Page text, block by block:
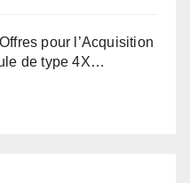
pour l’Acquisition
de type 4X…